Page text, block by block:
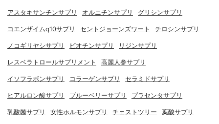
アスタキサンチンサプリ オルニチンサプリ グリシンサプリ
コエンザイムq10サプリ セントジョーンズワート チロシンサプリ
ノコギリヤシサプリ ビオチンサプリ リジンサプリ
レスベラトロールサプリメント 高麗人参サプリ
イソフラボンサプリ コラーゲンサプリ セラミドサプリ
ヒアルロン酸サプリ ブルーベリーサプリ プラセンタサプリ
乳酸菌サプリ 女性ホルモンサプリ チェストツリー 葉酸サプリ